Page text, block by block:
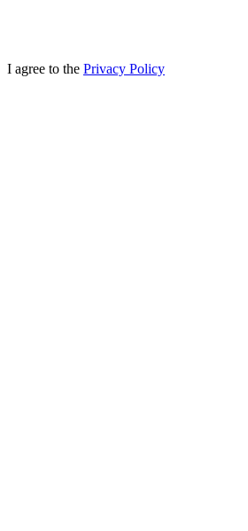
I agree to the Privacy Policy